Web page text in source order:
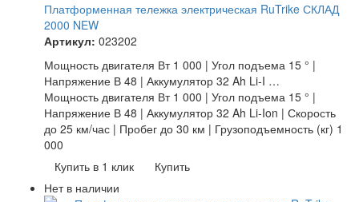
Платформенная тележка электрическая RuTrike СКЛАД
2000 NEW
Артикул: 023202
Мощность двигателя Вт 1 000 | Угол подъема 15 ° |
Напряжение В 48 | Аккумулятор 32 Ah Li-I …
Мощность двигателя Вт 1 000 | Угол подъема 15 ° |
Напряжение В 48 | Аккумулятор 32 Ah Li-Ion | Скорость
до 25 км/час | Пробег до 30 км | Грузоподъемность (кг) 1
000
Купить в 1 клик
Купить
Нет в наличии